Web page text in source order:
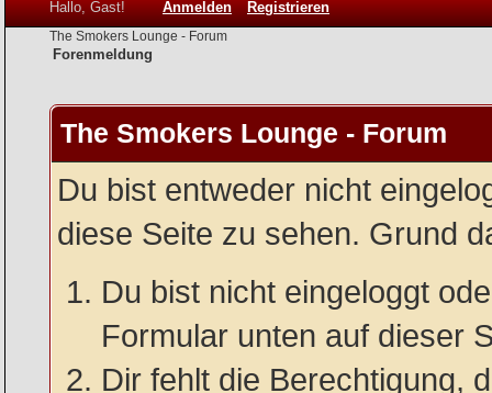
Hallo, Gast! Anmelden Registrieren
The Smokers Lounge - Forum
Forenmeldung
The Smokers Lounge - Forum
Du bist entweder nicht
diese Seite zu sehen. Grund
Du bist nicht eingeloggt
Formular unten auf dieser
Dir fehlt die Berechtigung,